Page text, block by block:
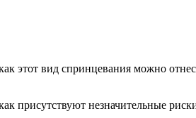
этот вид спринцевания можно
незначительные